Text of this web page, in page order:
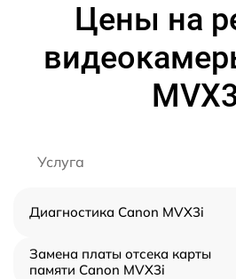
Цены на
Услуга
Диагностика Canon MVX3i
Замена платы отсека карты
памяти Canon MVX3i